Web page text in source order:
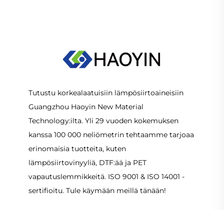
Tutustu korkealaatuisiin lämpösiirtoaineisiin
Guangzhou Haoyin New Material
Technology:ilta. Yli 29 vuoden kokemuksen
kanssa 100 000 neliömetrin tehtaamme tarjoaa
erinomaisia tuotteita, kuten
lämpösiirtovinyyliä, DTF:ää ja PET
vapautuslemmikkeitä. ISO 9001 & ISO 14001 -
sertifioitu. Tule käymään meillä tänään!